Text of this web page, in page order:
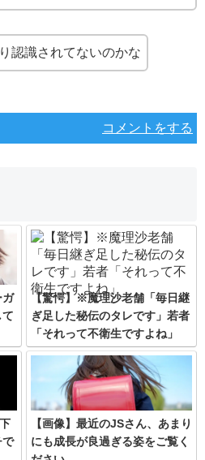
認識されてないのかな
コメントをする
ガ
【驚愕】※魔理沙老舗「毎日継
ぎ足した秘伝のタレです」若者
「それって不衛生ですよね」
で
【画像】最近のJSさん、あまり
にも成長が良過ぎる姿をご覧く